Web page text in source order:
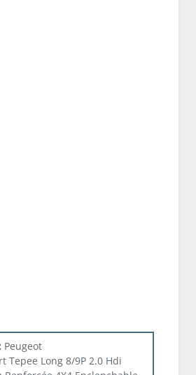
Peugeot
Tepee Long 8/9P 2.0 Hdi